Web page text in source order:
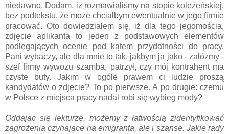
niedawno. Dodam, iż rozmawialiśmy na stopie koleżeńskiej,
bez podtekstu, że może chciałbym ewentualnie w jego firmie
pracować. Oto dowiedziałem się, iż dla tego jegomościa,
zdjęcie aplikanta to jeden z podstawowych elementów
podlegających ocenie pod kątem przydatności do pracy.
Pani wybaczy, ale dla mnie to tak, jakbym ja jako - załóżmy -
szef firmy wywozu szamba, patrzył, czy mój kontrahent ma
czyste buty. Jakim w ogóle prawem ci ludzie proszą
kandydatów o zdjęcie? To po pierwsze. A po drugie: czemu
w Polsce z miejsca pracy nadal robi się wybieg mody?
Oddając się lekturze, możemy z łatwością zidentyfikować
zagrożenia czyhające na emigranta, ale i szanse. Jakie rady